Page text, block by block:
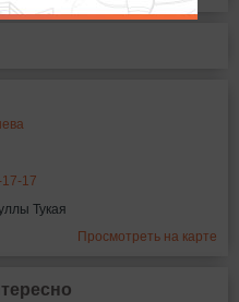
17
Тукая
Просмотреть на карте